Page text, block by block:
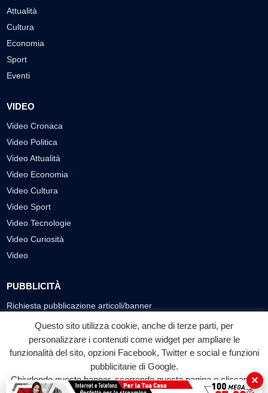
Attualità
Cultura
Economia
Sport
Eventi
VIDEO
Video Cronaca
Video Politica
Video Attualità
Video Economia
Video Cultura
Video Sport
Video Tecnologie
Video Curiosità
Video
PUBBLICITÀ
Richiesta pubblicazione articoli/banner
SEGUICI SUI SOCIAL
f
Facebook
◎ ▶
YouTube
Questo sito utilizza cookie, anche di terze parti, per
personalizzare i contenuti come widget per ampliare le
funzionalità del sito, opzioni Facebook, Twitter e social e funzioni
pubblicitarie di Google.
Chiudendo questo banner, scorrendo questa pagina o cliccando
×